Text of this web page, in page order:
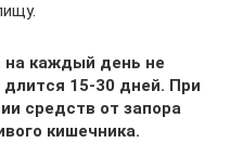
на каждый день не
15-30 дней. При
средств от запора
кишечника.